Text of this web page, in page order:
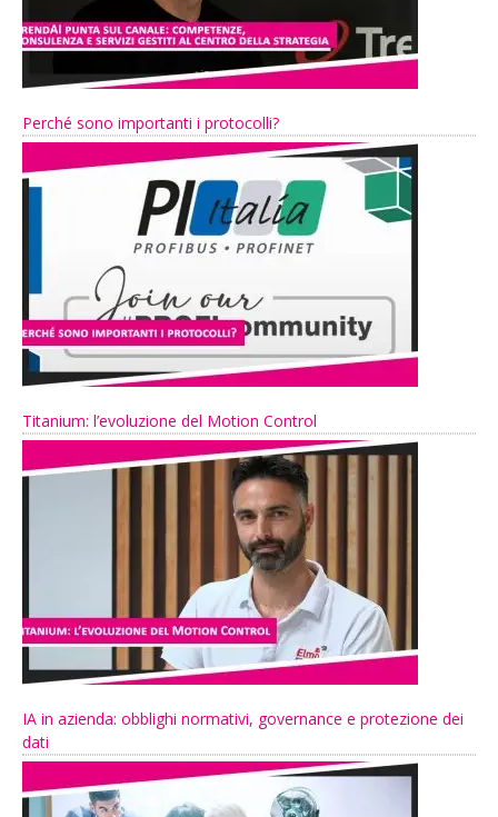
Perché sono importanti i protocolli?
Titanium: l’evoluzione del Motion Control
IA in azienda: obblighi normativi, governance e protezione dei
dati